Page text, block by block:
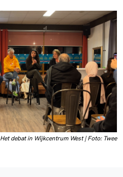
Het debat in Wijkcentrum West | Foto: Twee